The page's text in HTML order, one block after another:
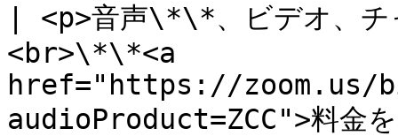
| <p>音声\*\*、ビデオ、チ
<br>\*\*<a
href="https://
audioProduct=ZCC">料金